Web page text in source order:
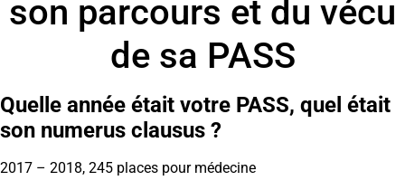
son parcours et du vécu
de sa PASS
Quelle année était votre PASS, quel était
son numerus clausus ?
2017 – 2018, 245 places pour médecine